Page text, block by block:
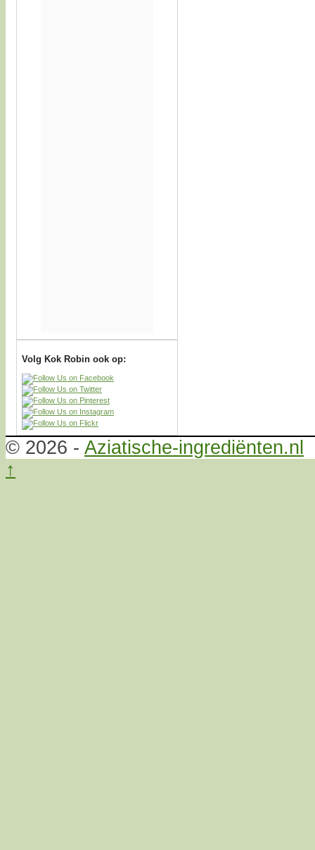
Volg Kok Robin ook op:
© 2026 - Aziatische-ingrediënten.nl
↑